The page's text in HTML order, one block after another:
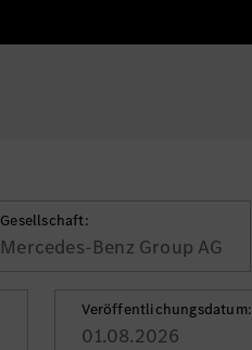
Gesellschaft:
Mercedes-Benz Group AG
Veröffentlichungsdatum:
01.08.2026